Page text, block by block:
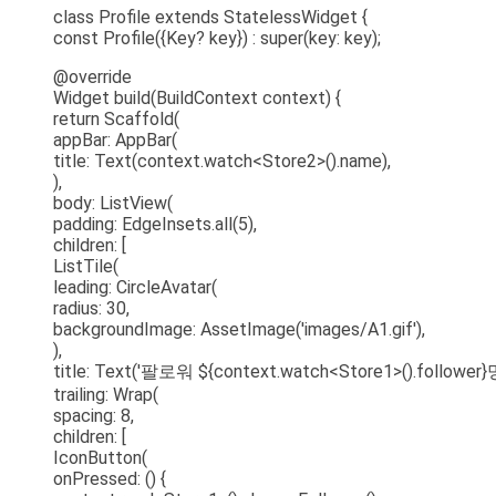
class Profile extends StatelessWidget {
const Profile({Key? key}) : super(key: key);
@override
Widget build(BuildContext context) {
return Scaffold(
appBar: AppBar(
title: Text(context.watch<Store2>().name),
),
body: ListView(
padding: EdgeInsets.all(5),
children: [
ListTile(
leading: CircleAvatar(
radius: 30,
backgroundImage: AssetImage('images/A1.gif'),
),
title: Text('팔로워 ${context.watch<Store1>().follower}
trailing: Wrap(
spacing: 8,
children: [
IconButton(
onPressed: () {